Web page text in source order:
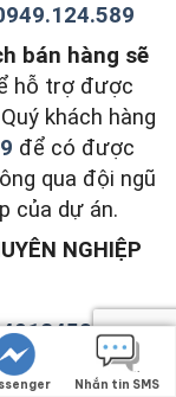
bán hàng sẽ
hỗ trợ được
khách hàng
để có được
qua đội ngũ
của dự án.
NGHIỆP
Nhắn tin SMS